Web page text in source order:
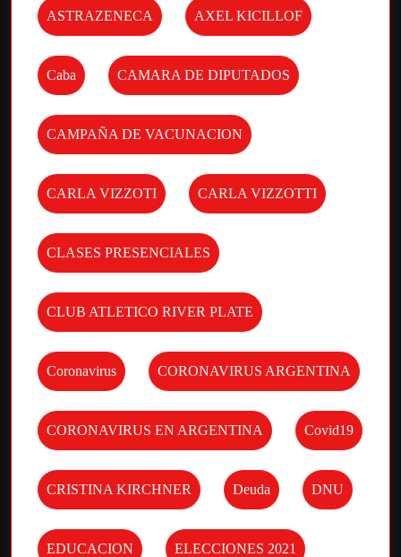
ASTRAZENECA AXEL KICILLOF
Caba CAMARA DE DIPUTADOS
CAMPAÑA DE VACUNACION
CARLA VIZZOTI CARLA VIZZOTTI
CLASES PRESENCIALES
CLUB ATLETICO RIVER PLATE
Coronavirus CORONAVIRUS ARGENTINA
CORONAVIRUS EN ARGENTINA Covid19
CRISTINA KIRCHNER Deuda DNU
EDUCACION ELECCIONES 2021